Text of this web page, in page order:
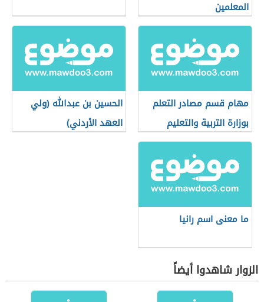
المعلمين
مهام قسم مصادر التعلم
بوزارة التربية والتعليم
الأردنية
الحسين بن عبدالله (ولي
العهد الأردني)
ما معنى اسم رانيا
الزوار شاهدوا أيضاً